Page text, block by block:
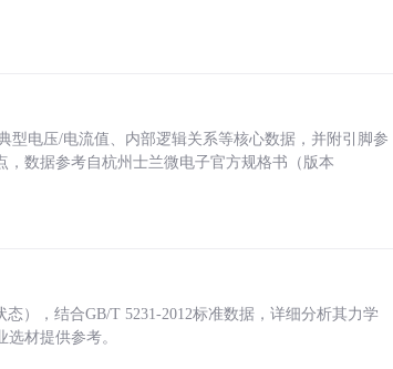
型电压/电流值、内部逻辑关系等核心数据，并附引脚参
数据参考自杭州士兰微电子官方规格书（版本
），结合GB/T 5231-2012标准数据，详细分析其力学
材提供参考。